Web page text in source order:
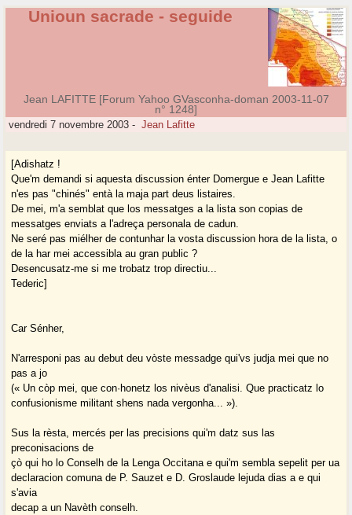
Unioun sacrade - seguide
Jean LAFITTE [Forum Yahoo GVasconha-doman 2003-11-07
n° 1248]
vendredi 7 novembre 2003 - Jean Lafitte
[Adishatz !
Que'm demandi si aquesta discussion énter Domergue e Jean Lafitte
n'es pas "chinés" entà la maja part deus listaires.
De mei, m'a semblat que los messatges a la lista son copias de
messatges enviats a l'adreça personala de cadun.
Ne seré pas miélher de contunhar la vosta discussion hora de la lista, o
de la har mei accessibla au gran public ?
Desencusatz-me si me trobatz trop directiu...
Tederic]
Car Sénher,
N'arresponi pas au debut deu vòste messadge qui'vs judja mei que no
pas a jo
(« Un còp mei, que con·honetz los nivèus d'analisi. Que practicatz lo
confusionisme militant shens nada vergonha... »).
Sus la rèsta, mercés per las precisions qui'm datz sus las
preconisacions de
çò qui ho lo Conselh de la Lenga Occitana e qui'm sembla sepelit per ua
declaracion comuna de P. Sauzet e D. Groslaude lejuda dias a e qui
s'avia
decap a un Navèth conselh.